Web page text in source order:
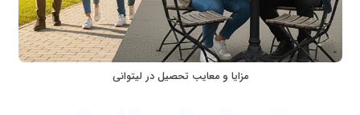
مزایا و معایب تحصیل در لیتوانی